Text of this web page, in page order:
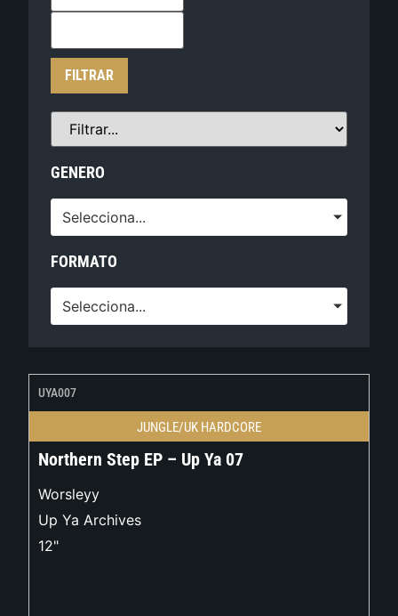
FILTRAR
GENERO
Selecciona...
FORMATO
Selecciona...
UYA007
JUNGLE/UK HARDCORE
Northern Step EP – Up Ya 07
Worsleyy
Up Ya Archives
12"